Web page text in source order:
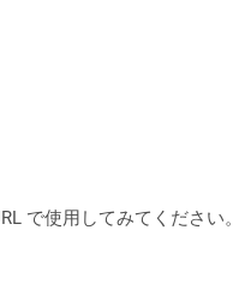
で使用してみてください。